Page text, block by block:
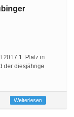
2017 1. Platz in
der diesjährige
Weiterlesen